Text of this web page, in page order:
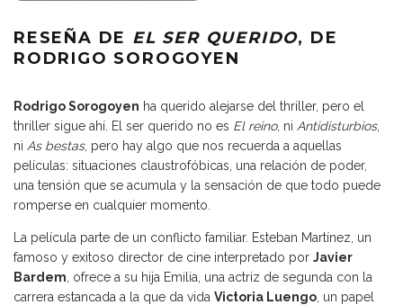
RESEÑA DE EL SER QUERIDO, DE
RODRIGO SOROGOYEN
Rodrigo Sorogoyen ha querido alejarse del thriller, pero el
thriller sigue ahí. El ser querido no es El reino, ni Antidisturbios,
ni As bestas, pero hay algo que nos recuerda a aquellas
películas: situaciones claustrofóbicas, una relación de poder,
una tensión que se acumula y la sensación de que todo puede
romperse en cualquier momento.
La película parte de un conflicto familiar. Esteban Martínez, un
famoso y exitoso director de cine interpretado por Javier
Bardem , ofrece a su hija Emilia, una actriz de segunda con la
carrera estancada a la que da vida Victoria Luengo , un papel